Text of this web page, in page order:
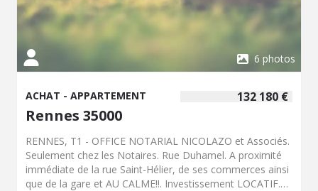
6 photos
132 180 €
ACHAT - APPARTEMENT
Rennes 35000
RENNES, T1 - OFFICE NOTARIAL NICOLAZO et Associés.
Seulement chez les Notaires. Rue Duhamel. A proximité
immédiate de la rue Saint-Hélier, de ses commerces ainsi
que de la gare et AU CALME!!. Investissement LOCATIF.